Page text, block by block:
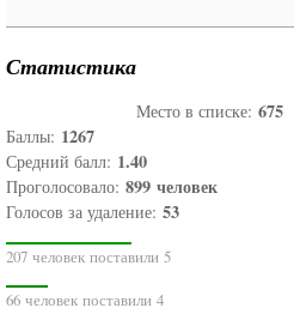
Статистика
Место в списке: 675
Баллы: 1267
Средний балл: 1.40
Проголосовало: 899 человек
Голосов за удаление: 53
207 человек поставили 5
66 человек поставили 4